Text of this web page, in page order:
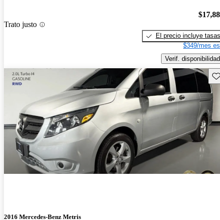
Trato justo
El precio incluye tasas
$349/mes
Verif. disponibilidad
2016 Mercedes-Benz Metris